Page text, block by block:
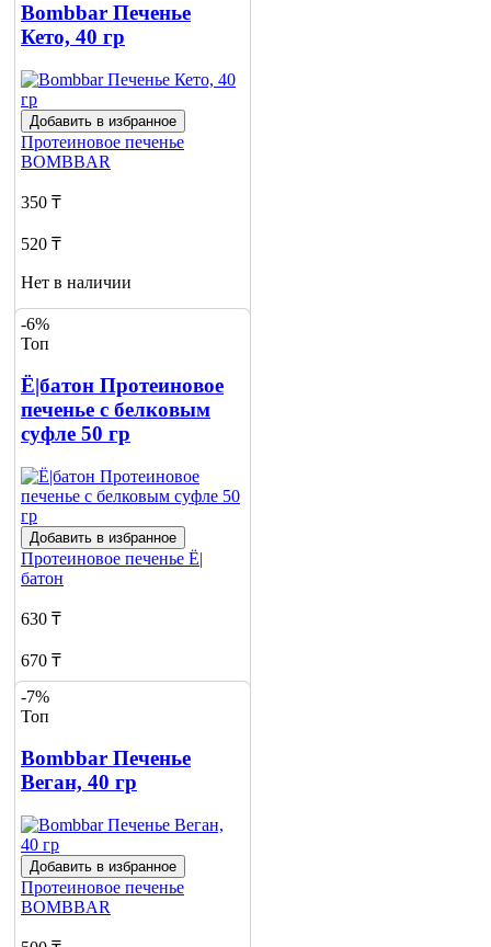
Bombbar Печенье
Кето, 40 гр
Добавить в избранное
Протеиновое печенье
BOMBBAR
350 ₸
520 ₸
Нет в наличии
Сообщить
о наличии
-6%
Топ
Ё|батон Протеиновое
печенье с белковым
суфле 50 гр
Добавить в избранное
Протеиновое печенье Ё|
батон
630 ₸
670 ₸
Нет в наличии
о наличии
3
-7%
Топ
Bombbar Печенье
Веган, 40 гр
Добавить в избранное
Протеиновое печенье
BOMBBAR